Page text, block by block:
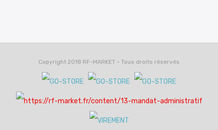
Copyright 2018 RF-MARKET - Tous droits réservés